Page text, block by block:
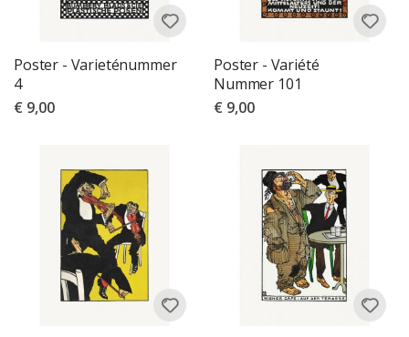
Poster - Varieténummer
4
€ 9,00
Poster - Variété
Nummer 101
€ 9,00